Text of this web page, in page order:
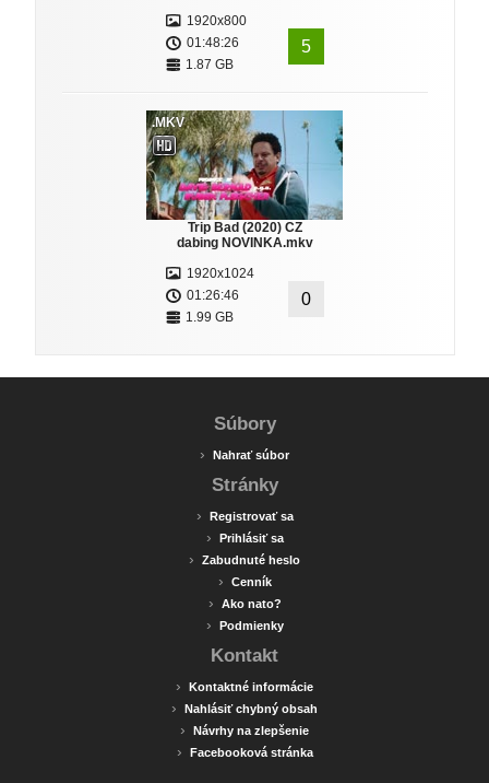
1920x800
01:48:26
1.87 GB
5
.MKV
Trip Bad (2020) CZ
dabing NOVINKA.mkv
1920x1024
01:26:46
1.99 GB
0
Súbory
› Nahrať súbor
Stránky
› Registrovať sa
› Prihlásiť sa
› Zabudnuté heslo
› Cenník
› Ako nato?
› Podmienky
Kontakt
› Kontaktné informácie
› Nahlásiť chybný obsah
› Návrhy na zlepšenie
› Facebooková stránka